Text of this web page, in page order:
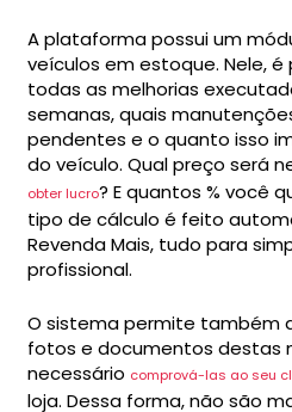
A plataforma possui um
veículos em estoque. Nele,
todas as melhorias
semanas, quais
pendentes e o quanto isso
do veículo. Qual preço será
obter lucro? E quantos % você
tipo de cálculo é feito
Revenda Mais, tudo para
profissional.
O sistema permite também
fotos e documentos destas
necessário comprová-las ao seu
loja. Dessa forma, não são